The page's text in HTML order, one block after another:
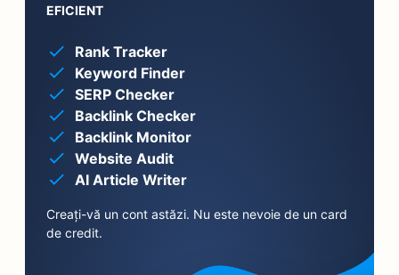
EFICIENT
Rank Tracker
Keyword Finder
SERP Checker
Backlink Checker
Backlink Monitor
Website Audit
AI Article Writer
Creați-vă un cont astăzi. Nu este nevoie de un card
de credit.